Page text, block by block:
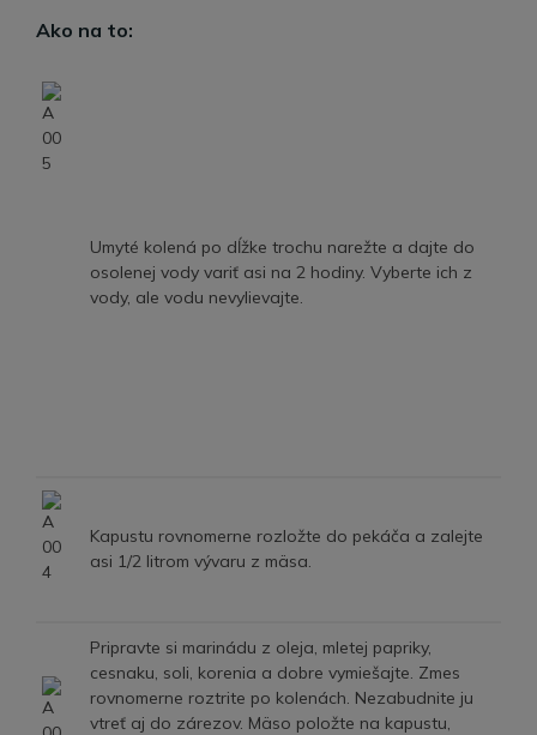
Ako na to:
Umyté kolená po dĺžke trochu narežte a dajte do
osolenej vody variť asi na 2 hodiny. Vyberte ich z
vody, ale vodu nevylievajte.
Kapustu rovnomerne rozložte do pekáča a zalejte
asi 1/2 litrom vývaru z mäsa.
Pripravte si marinádu z oleja, mletej papriky,
cesnaku, soli, korenia a dobre vymiešajte. Zmes
rovnomerne roztrite po kolenách. Nezabudnite ju
vtreť aj do zárezov. Mäso položte na kapustu,